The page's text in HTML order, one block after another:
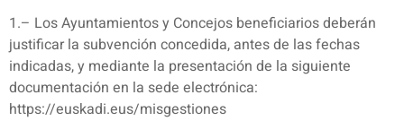
1.– Los Ayuntamientos y Concejos beneficiarios deberán
justificar la subvención concedida, antes de las fechas
indicadas, y mediante la presentación de la siguiente
documentación en la sede electrónica:
https://euskadi.eus/misgestiones